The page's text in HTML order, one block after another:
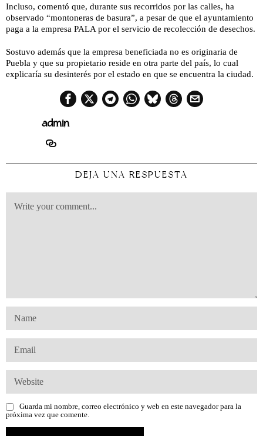
Incluso, comentó que, durante sus recorridos por las calles, ha
observado “montoneras de basura”, a pesar de que el ayuntamiento
paga a la empresa PALA por el servicio de recolección de desechos.
Sostuvo además que la empresa beneficiada no es originaria de
Puebla y que su propietario reside en otra parte del país, lo cual
explicaría su desinterés por el estado en que se encuentra la ciudad.
admin
DEJA UNA RESPUESTA
Guarda mi nombre, correo electrónico y web en este navegador para la
próxima vez que comente.